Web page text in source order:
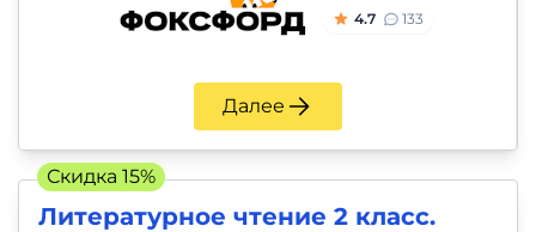
4.7 133
Далее
Литературное чтение 2 класс.
Скидка 15%